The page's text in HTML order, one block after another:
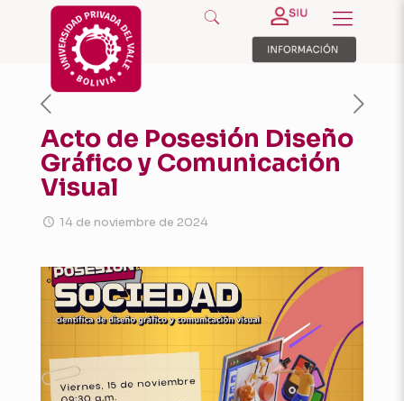
Acto de Posesión Diseño
Gráfico y Comunicación
Visual
14 de noviembre de 2024